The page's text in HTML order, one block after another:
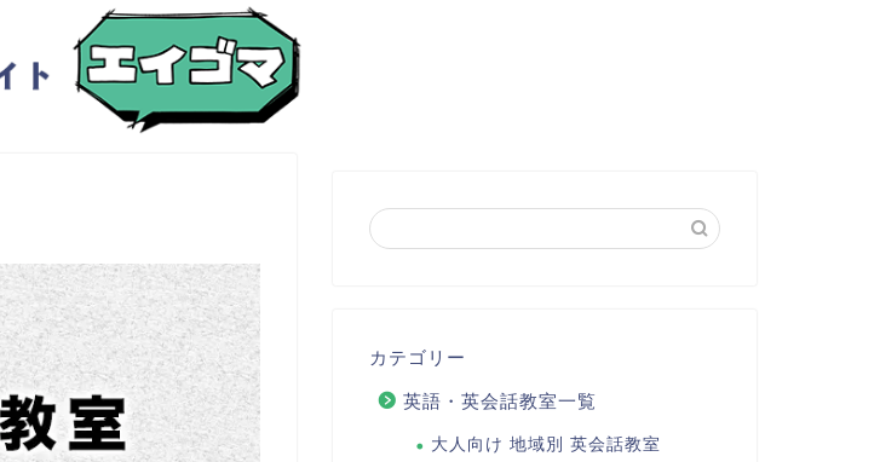
カテゴリー
英語・英会話教室一覧
大人向け 地域別 英会話教室